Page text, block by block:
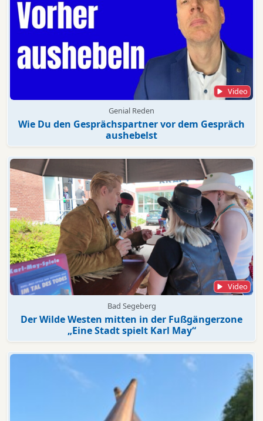
Video
Genial Reden
Wie Du den Gesprächspartner vor dem Gespräch
aushebelst
Video
Bad Segeberg
Der Wilde Westen mitten in der Fußgängerzone
„Eine Stadt spielt Karl May“